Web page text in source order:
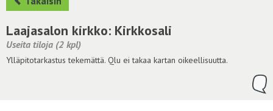
Käyttöohje
Yhteydenottopyyntö
Laajasalon kirkko: Kirkkosali
Useita tiloja (2 kpl)
Ylläpitotarkastus tekemättä. Qlu ei takaa kartan oikeellisuutta.